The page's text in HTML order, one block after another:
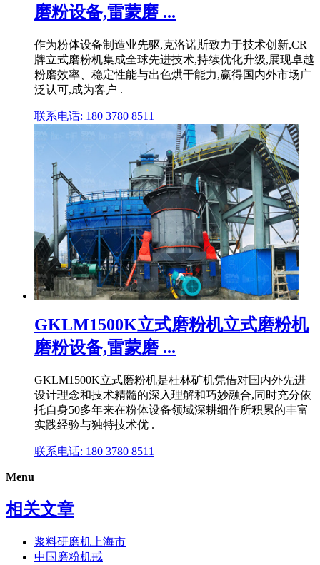
磨粉设备,雷蒙磨 ...
作为粉体设备制造业先驱,克洛诺斯致力于技术创新,CR
牌立式磨粉机集成全球先进技术,持续优化升级,展现卓越
粉磨效率、稳定性能与出色烘干能力,赢得国内外市场广
泛认可,成为客户 .
联系电话: 180 3780 8511
GKLM1500K立式磨粉机立式磨粉机
磨粉设备,雷蒙磨 ...
GKLM1500K立式磨粉机是桂林矿机凭借对国内外先进
设计理念和技术精髓的深入理解和巧妙融合,同时充分依
托自身50多年来在粉体设备领域深耕细作所积累的丰富
实践经验与独特技术优 .
联系电话: 180 3780 8511
Menu
相关文章
浆料研磨机上海市
中国磨粉机戒